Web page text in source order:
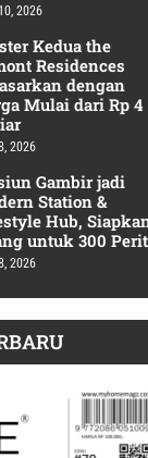
2026
Kedua the
Residences
dengan
Mulai dari Rp 4
2026
Gambir jadi
Station &
Hub,
untuk 300
2026